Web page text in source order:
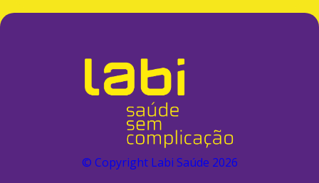
© Copyright Labi Saúde 2026